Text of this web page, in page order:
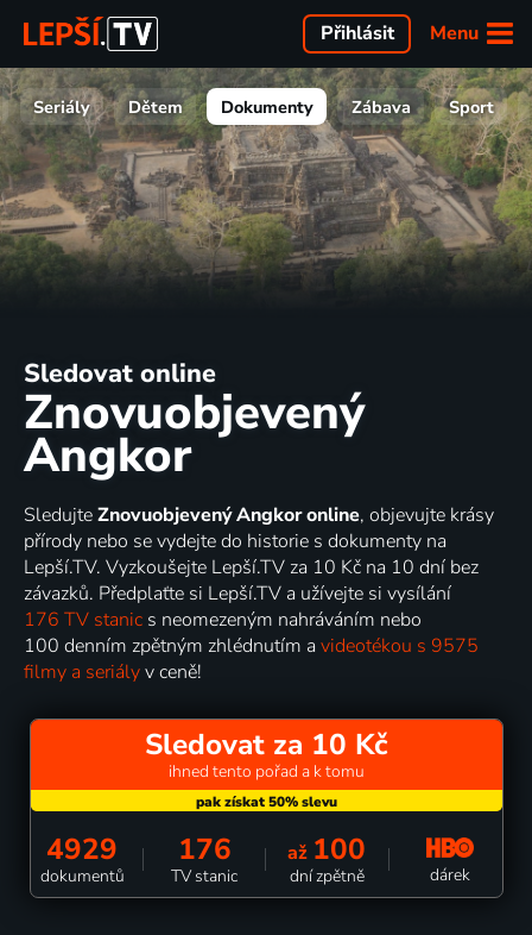
Menu
Přihlásit
Seriály Dětem Dokumenty Zábava Sport
Sledovat online
Znovuobjevený
Angkor
SledujteZnovuobjevený Angkor online, objevujte krásy
přírody nebo se vydejte do historie s dokumenty na
Lepší.TV. Vyzkoušejte Lepší.TV za 10 Kč na 10 dní bez
závazků. Předplaťte si Lepší.TV a užívejte si vysílání
176 TV stanic s neomezeným nahráváním nebo
100 denním zpětným zhlédnutím a videotékou s 9575
filmy a seriályv ceně!
Sledovat za 10 Kč
ihned tento pořad a k tomu
4929
dokumentů
176
TV stanic
až 100
dní zpětně dárek